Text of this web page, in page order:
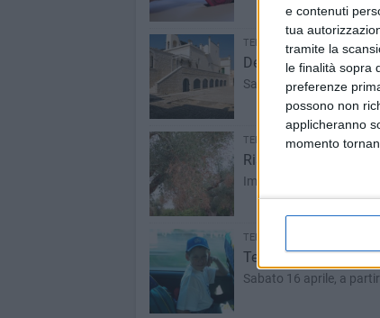
e contenuti
tua
tramite la
le finalità sopra
preferenze
possono non
applicheranno
momento
TERLIZZI - 15 APRILE 2016
Defibrillatori negli
Saranno installati anche
TERLIZZI - 15 APRILE 2016
Rischio xylella,
Importante seguire le
TERLIZZI - 15 APRILE 2016
Terlizzi e i bambini
Sabato 16 aprile, a